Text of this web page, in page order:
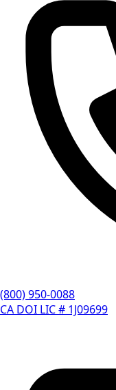
(800) 950-0088
CA DOI LIC # 1J09699